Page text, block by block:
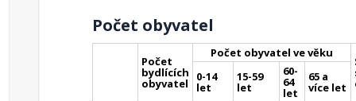
Počet obyvatel
Počet
bydlících
obyvatel
Počet obyvatel ve věku
0-14
let
15-59
let
60-
64
let
65 a
více let